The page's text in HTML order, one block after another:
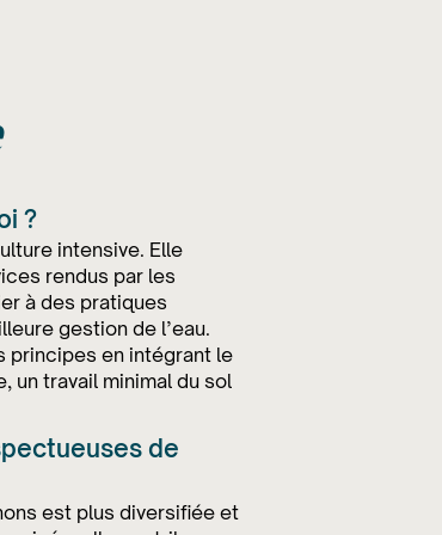
?
intensive. Elle
rendus par les
à des pratiques
gestion de l’eau.
principes en intégrant le
un travail minimal du sol
de
est plus diversifiée et